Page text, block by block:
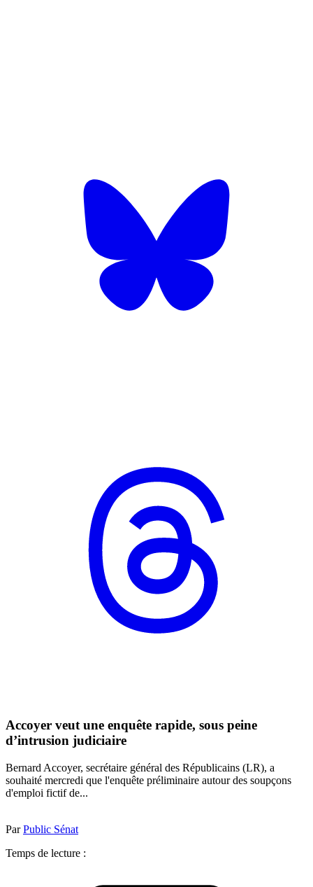
Accoyer veut une enquête rapide, sous peine
d’intrusion judiciaire
Bernard Accoyer, secrétaire général des Républicains (LR), a
souhaité mercredi que l'enquête préliminaire autour des soupçons
d'emploi fictif de...
ParPublic Sénat
Temps de lecture :